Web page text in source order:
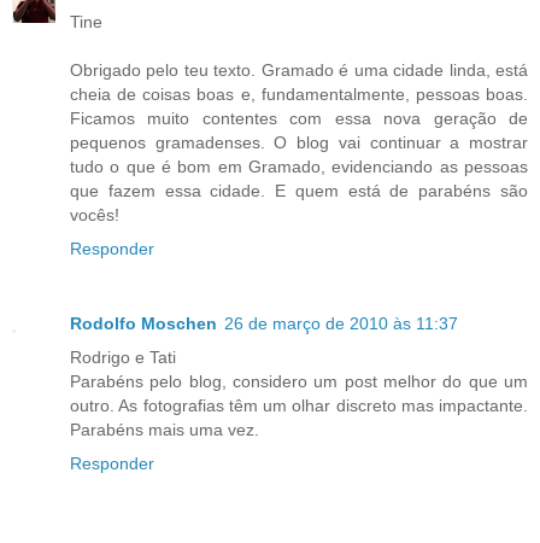
Tine
Obrigado pelo teu texto. Gramado é uma cidade linda, está
cheia de coisas boas e, fundamentalmente, pessoas boas.
Ficamos muito contentes com essa nova geração de
pequenos gramadenses. O blog vai continuar a mostrar
tudo o que é bom em Gramado, evidenciando as pessoas
que fazem essa cidade. E quem está de parabéns são
vocês!
Responder
Rodolfo Moschen 26 de março de 2010 às 11:37
Rodrigo e Tati
Parabéns pelo blog, considero um post melhor do que um
outro. As fotografias têm um olhar discreto mas impactante.
Parabéns mais uma vez.
Responder